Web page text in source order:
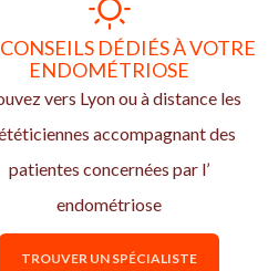
CONSEILS DÉDIÉS À VOTRE
ENDOMÉTRIOSE
vers Lyon ou à distance les
accompagnant des
patientes concernées par l’
endométriose
TROUVER UN SPÉCIALISTE